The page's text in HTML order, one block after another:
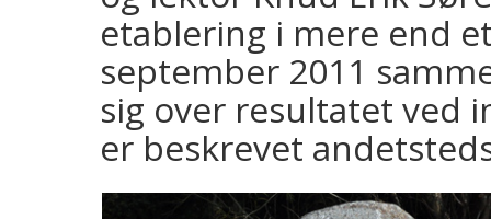
etablering i mere end
september 2011
sig over resultatet ved
er beskrevet